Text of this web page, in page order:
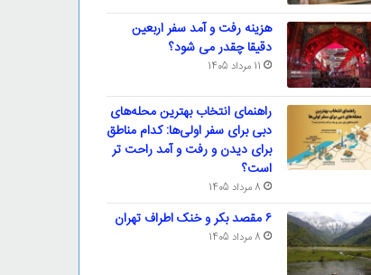
هزینه رفت و آمد سفر اربعین
دقیقا چقدر می شود؟
11 مرداد 1405
راهنمای انتخاب بهترین محله‌های
دبی برای سفر اولی‌ها: کدام مناطق
برای دیدن و رفت و آمد راحت تر
است؟
8 مرداد 1405
۶ مقصد بکر و خنک اطراف تهران
8 مرداد 1405